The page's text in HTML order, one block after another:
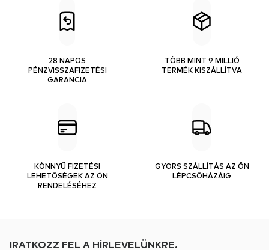
28 NAPOS
PÉNZVISSZAFIZETÉSI
GARANCIA
TÖBB MINT 9 MILLIÓ
TERMÉK KISZÁLLÍTVA
KÖNNYŰ FIZETÉSI
LEHETŐSÉGEK AZ ÖN
RENDELÉSÉHEZ
GYORS SZÁLLÍTÁS AZ ÖN
LÉPCSŐHÁZÁIG
IRATKOZZ FEL A HÍRLEVELÜNKRE.